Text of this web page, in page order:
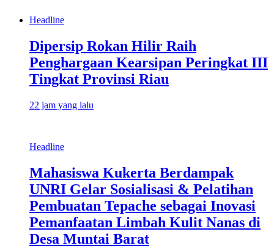
Headline
Dipersip Rokan Hilir Raih
Penghargaan Kearsipan Peringkat III
Tingkat Provinsi Riau
22 jam yang lalu
Headline
Mahasiswa Kukerta Berdampak
UNRI Gelar Sosialisasi & Pelatihan
Pembuatan Tepache sebagai Inovasi
Pemanfaatan Limbah Kulit Nanas di
Desa Muntai Barat